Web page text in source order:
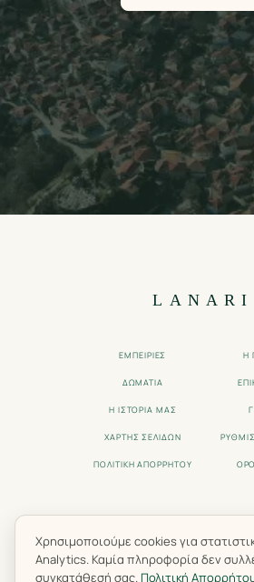
LANARI
ΕΜΠΕΙΡΊΕΣ Η
ΔΩΜΆΤΙΑ
Η ΙΣΤΟΡΊΑ ΜΑΣ
ΧΆΡΤΗΣ ΣΕΛΊΔΩΝ
ΠΟΛΙΤΙΚΉ ΑΠΟΡΡΉΤΟΥ
© 2025 LANARI GUEST HOUSE.
Χρησιμοποιούμε cookies για
Analytics. Καμία πληροφορία δεν
συγκατάθεσή σας.Πολιτική